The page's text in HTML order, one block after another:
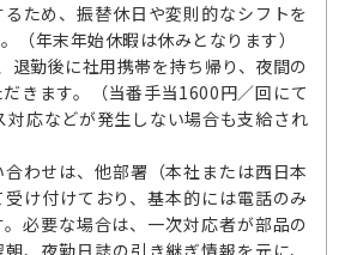
ため、振替休日や変則的なシフトを
（年末年始休暇は休みとなります）
退勤後に社用携帯を持ち帰り、夜間の
きます。（当番手当1600円／回にて
応などが発生しない場合も支給され
わせは、他部署（本社または西日本
け付けており、基本的には電話のみ
必要な場合は、一次対応者が部品の
、夜勤日誌の引き継ぎ情報を元に、